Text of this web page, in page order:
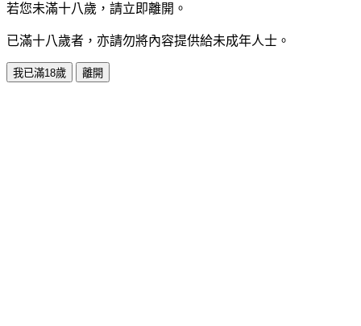
若您未滿十八歲，請立即離開。
已滿十八歲者，亦請勿將內容提供給未成年人士。
我已滿18歲 離開